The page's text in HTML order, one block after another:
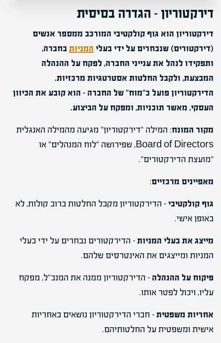
דירקטוריון – הגדרה בסיסית
דירקטוריון הוא גוף קולקטיבי המורכב ממספר אנשים
(דירקטורים) שנבחרים על ידי בעלי המניות בחברה,
ותפקידו לנהל את ענייני החברה, לפקח על ההנהלה
המבצעת, ולקבל החלטות אסטרטגיות מרכזיות.
הדירקטוריון פועל כ"מוח" של החברה – הוא קובע את הכיוון
העסקי, מאשר תוכניות, ומפקח על הביצוע.
מקור המונח: המילה "דירקטוריון" מגיעה מהמילה האנגלית
Board of Directors, שפירושה "לוח המנהלים" או
"מועצת הדירקטורים".
מאפיינים מרכזיים:
גוף קולקטיבי– הדירקטוריון מקבל החלטות ברוב קולות, לא
באופן אישי.
מייצג את בעלי המניות– הדירקטורים נבחרים על ידי בעלי
המניות ומייצגים את האינטרסים שלהם.
פיקוח על ההנהלה – הדירקטוריון ממנה את המנכ"ל, מפקח
עליו, ויכול לפטר אותו.
אחריות משפטית– חברי הדירקטוריון נושאים באחריות
אישית ומשפטית על החלטותיהם.